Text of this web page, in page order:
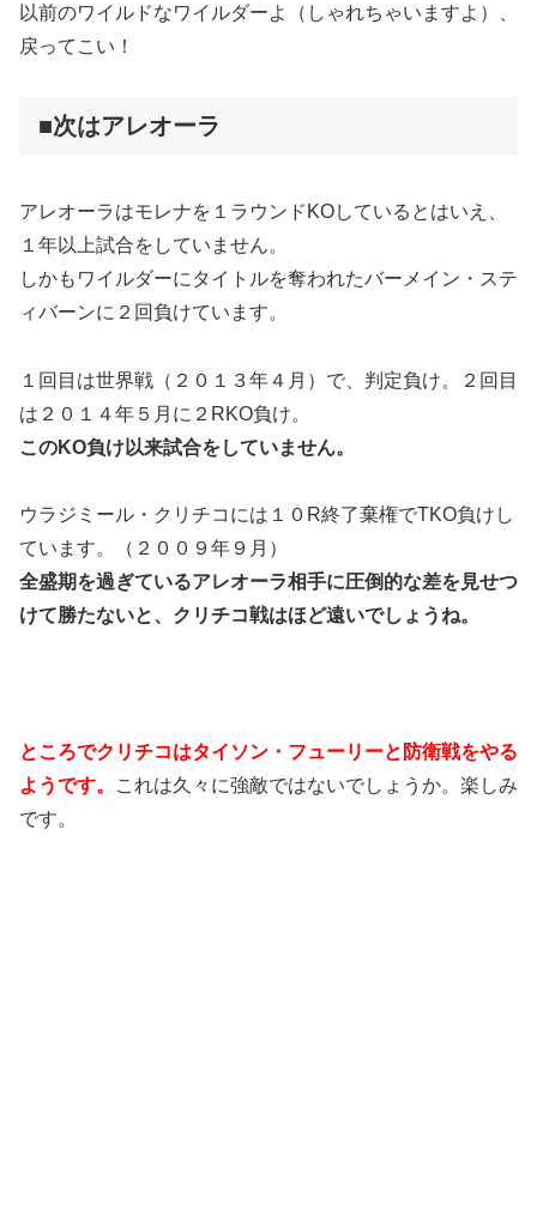
以前のワイルドなワイルダーよ（しゃれちゃいますよ）、
戻ってこい！
■次はアレオーラ
アレオーラはモレナを１ラウンドKOしているとはいえ、
１年以上試合をしていません。
しかもワイルダーにタイトルを奪われたバーメイン・ステ
ィバーンに２回負けています。
１回目は世界戦（２０１３年４月）で、判定負け。２回目
は２０１４年５月に２RKO負け。
このKO負け以来試合をしていません。
ウラジミール・クリチコには１０R終了棄権でTKO負けし
ています。（２００９年９月）
全盛期を過ぎているアレオーラ相手に圧倒的な差を見せつ
けて勝たないと、クリチコ戦はほど遠いでしょうね。
ところでクリチコはタイソン・フューリーと防衛戦をやる
ようです。
これは久々に強敵ではないでしょうか。楽しみ
です。